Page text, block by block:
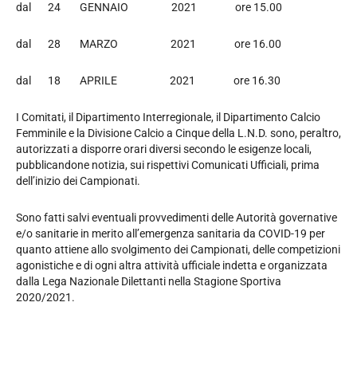
dal 24 GENNAIO 2021 ore 15.00
dal 28 MARZO 2021 ore 16.00
dal 18 APRILE 2021 ore 16.30
I Comitati, il Dipartimento Interregionale, il Dipartimento Calcio
Femminile e la Divisione Calcio a Cinque della L.N.D. sono, peraltro,
autorizzati a disporre orari diversi secondo le esigenze locali,
pubblicandone notizia, sui rispettivi Comunicati Ufficiali, prima
dell’inizio dei Campionati.
Sono fatti salvi eventuali provvedimenti delle Autorità governative
e/o sanitarie in merito all’emergenza sanitaria da COVID-19 per
quanto attiene allo svolgimento dei Campionati, delle competizioni
agonistiche e di ogni altra attività ufficiale indetta e organizzata
dalla Lega Nazionale Dilettanti nella Stagione Sportiva
2020/2021.